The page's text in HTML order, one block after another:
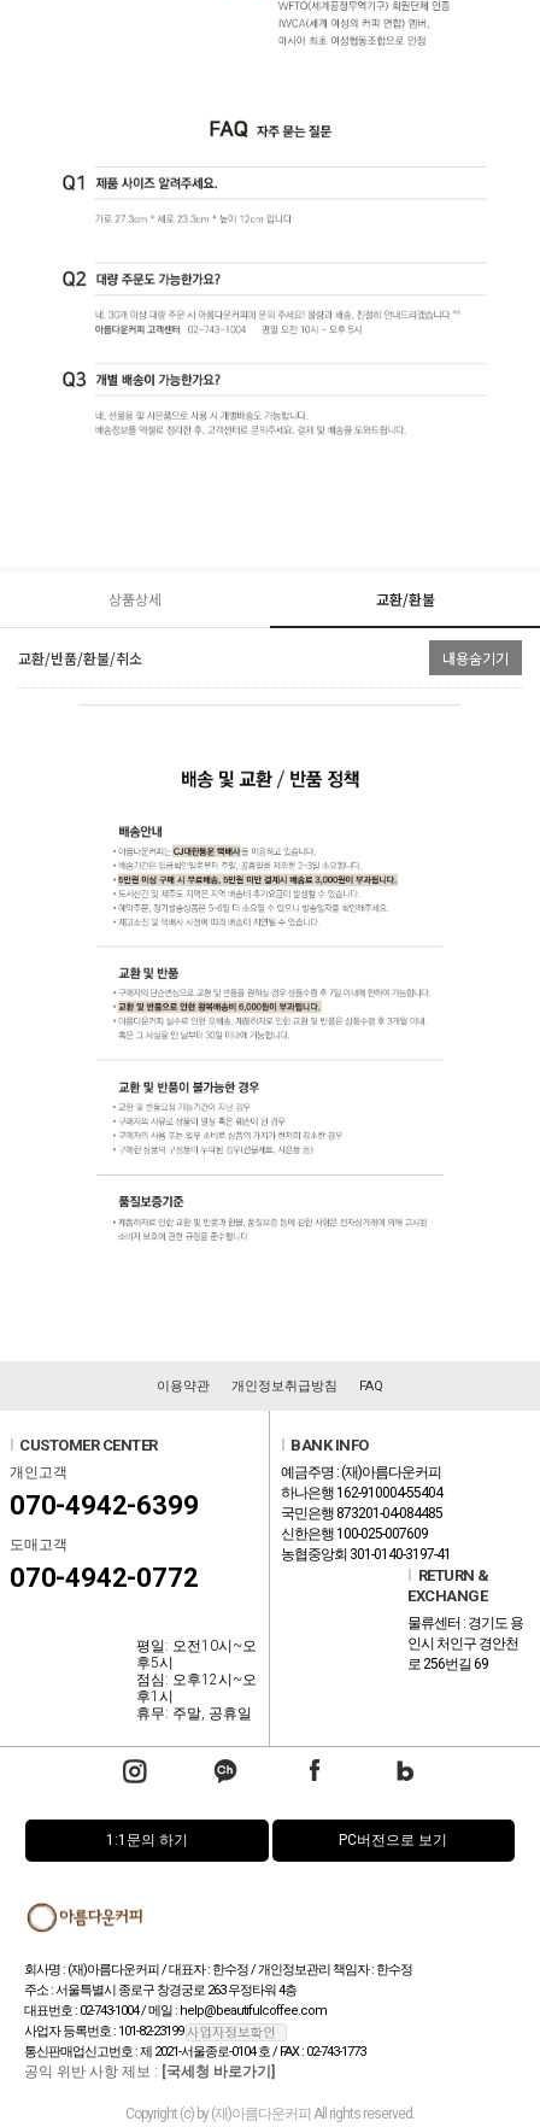
상품상세 교환/환불
교환/반품/환불/취소 내용숨기기
이용약관 개인정보취급방침 FAQ
l CUSTOMER CENTER
개인고객
070-4942-6399
도매고객
070-4942-0772
평일: 오전10시~오
후5시
점심: 오후12시~오
후1시
휴무: 주말, 공휴일
l BANK INFO
예금주명 : (재)아름다운커피
하나은행 162-910004-55404
국민은행 873201-04-084485
신한은행 100-025-007609
농협중앙회 301-0140-3197-41
l RETURN &
EXCHANGE
물류센터 : 경기도 용
인시 처인구 경안천
로 256번길 69
1:1문의 하기 PC버전으로 보기
회사명 : (재)아름다운커피 / 대표자 : 한수정 / 개인정보관리 책임자 : 한수정
주소 : 서울특별시 종로구 창경궁로 263 우정타워 4층
대표번호 : 02-743-1004 / 메일 : help@beautifulcoffee.com
사업자 등록번호 : 101-82-23199
통신판매업신고번호 : 제 2021-서울종로-0104 호 / FAX : 02-743-1773
공익 위반 사항 제보 : [국세청 바로가기]
Copyright (c) by (재)아름다운커피 All rights reserved.